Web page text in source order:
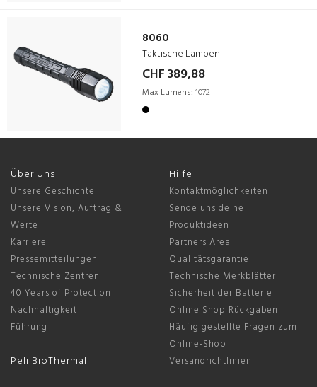
8060
Taktische Lampen
CHF 389,88
Max Lumens: 1072
Über Uns
Unsere Geschichte
Unsere Vision, Auftrag &
Werte
Karriere
Pressemitteilungen
Technische Zentren
40 Years of Protection
Nachhaltigkeit
Führung
Peli BioThermal
Hilfe
Kontaktmöglichkeiten
Sende uns deine
Produktideen
Partners Area
Qualitätsgarantie
Technische Merkblätter
Sicherheit der Batterie
Online Shop Rückgaben
Häufig gestellte Fragen zum
Online-Shop
Versandrichtlinien